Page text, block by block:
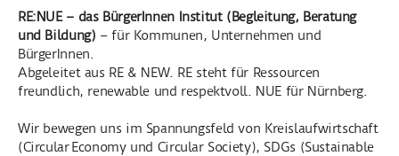
RE:NUE – das BürgerInnen Institut (Begleitung, Beratung
und Bildung) – für Kommunen, Unternehmen und
BürgerInnen.
Abgeleitet aus RE & NEW. RE steht für Ressourcen
freundlich, renewable und respektvoll. NUE für Nürnberg.
Wir bewegen uns im Spannungsfeld von Kreislaufwirtschaft
(CircularEconomy und Circular Society), SDGs (Sustainable